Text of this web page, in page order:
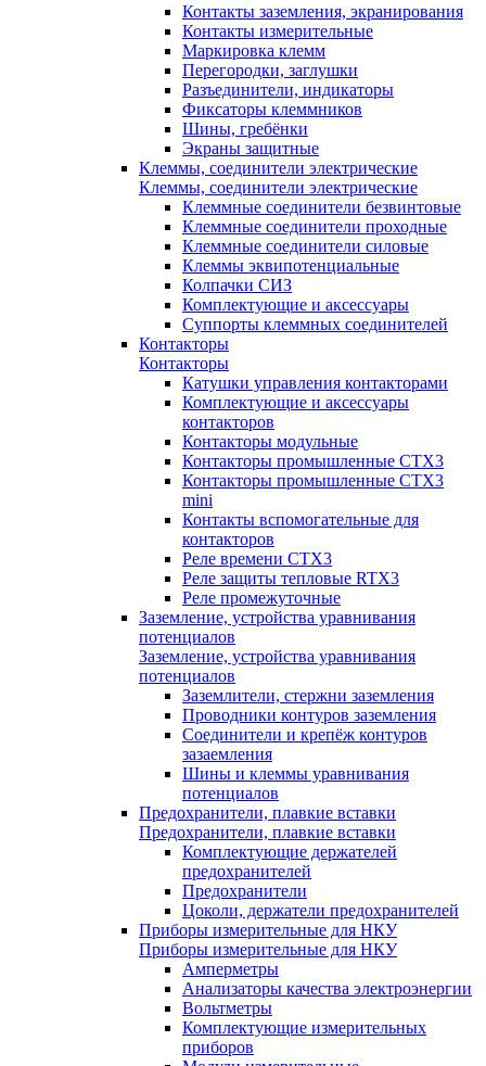
Контакты заземления, экранирования
Контакты измерительные
Маркировка клемм
Перегородки, заглушки
Разъединители, индикаторы
Фиксаторы клеммников
Шины, гребёнки
Экраны защитные
Клеммы, соединители электрические
Клеммы, соединители электрические
Клеммные соединители безвинтовые
Клеммные соединители проходные
Клеммные соединители силовые
Клеммы эквипотенциальные
Колпачки СИЗ
Комплектующие и аксессуары
Суппорты клеммных соединителей
Контакторы
Контакторы
Катушки управления контакторами
Комплектующие и аксессуары
контакторов
Контакторы модульные
Контакторы промышленные CTX3
Контакторы промышленные CTX3
mini
Контакты вспомогательные для
контакторов
Реле времени CTX3
Реле защиты тепловые RTX3
Реле промежуточные
Заземление, устройства уравнивания
потенциалов
Заземление, устройства уравнивания
потенциалов
Заземлители, стержни заземления
Проводники контуров заземления
Соединители и крепёж контуров
зазаемления
Шины и клеммы уравнивания
потенциалов
Предохранители, плавкие вставки
Предохранители, плавкие вставки
Комплектующие держателей
предохранителей
Предохранители
Цоколи, держатели предохранителей
Приборы измерительные для НКУ
Приборы измерительные для НКУ
Амперметры
Анализаторы качества электроэнергии
Вольтметры
Комплектующие измерительных
приборов